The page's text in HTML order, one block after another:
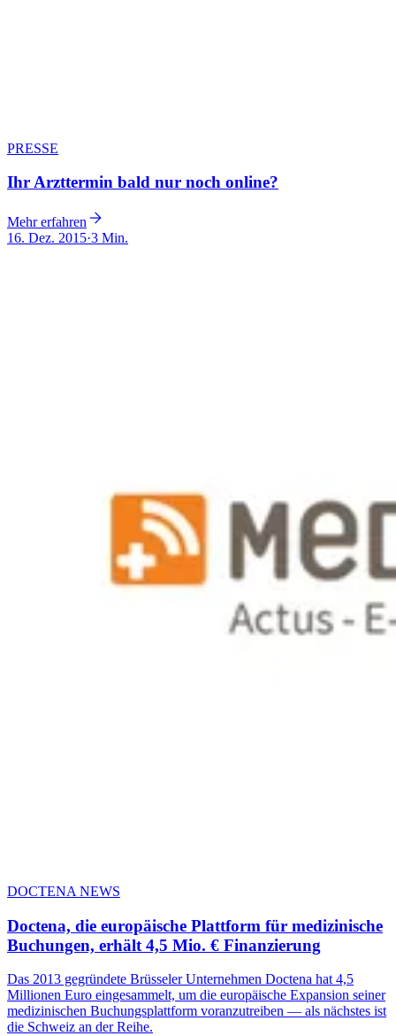
PRESSE
Ihr Arzttermin bald nur noch online?
Mehr erfahren
16. Dez. 2015·3 Min.
DOCTENA NEWS
Doctena, die europäische Plattform für medizinische
Buchungen, erhält 4,5 Mio. € Finanzierung
Das 2013 gegründete Brüsseler Unternehmen Doctena hat 4,5
Millionen Euro eingesammelt, um die europäische Expansion seiner
medizinischen Buchungsplattform voranzutreiben — als nächstes ist
die Schweiz an der Reihe.